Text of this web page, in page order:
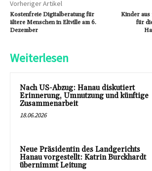
Vorheriger Artikel
Kostenfreie Digitalberatung für
ältere Menschen in Eltville am 6.
Dezember
Kinder aus
für
Weiterlesen
Nach US-Abzug: Hanau diskutiert
Erinnerung, Umnutzung und künftige
Zusammenarbeit
18.06.2026
Neue Präsidentin des Landgerichts
Hanau vorgestellt: Katrin Burckhardt
übernimmt Leitung